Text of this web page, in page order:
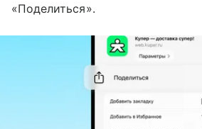
«Поделиться».